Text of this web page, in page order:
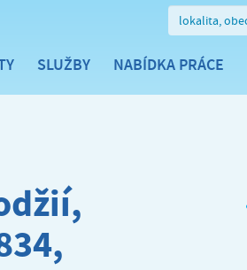
SLUŽBY NABÍDKA PRÁCE